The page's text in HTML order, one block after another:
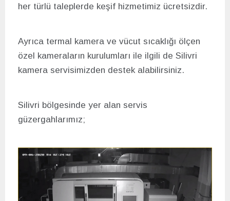
her türlü taleplerde keşif hizmetimiz ücretsizdir.
Ayrıca termal kamera ve vücut sıcaklığı ölçen
özel kameraların kurulumları ile ilgili de Silivri
kamera servisimizden destek alabilirsiniz.
Silivri bölgesinde yer alan servis
güzergahlarımız;